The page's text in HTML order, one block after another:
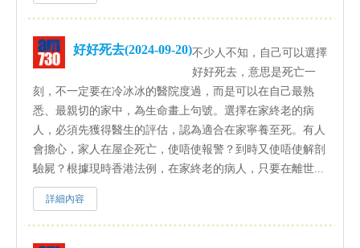
好好死去(2024-09-20)不少人不知，自己可以選擇
好好死去，意思是死亡一
刻，不一定要在冷冰冰的醫院度過，而是可以在自己最熟
悉、最親切的家中，為生命畫上句號。選擇在家終老的病
人，必須先獲得醫生的評估，認為適合在家寧養至死。有人
會擔心，家人在屋企死亡，使唔使報警？到時又使唔使解剖
驗屍？根據現時香港法例，在家終老的病人，只要在離世...
詳細內容